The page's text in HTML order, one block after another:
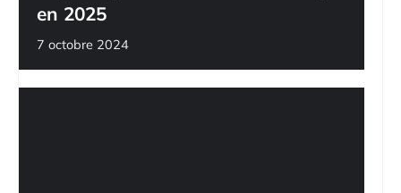
en 2025
7 octobre 2024